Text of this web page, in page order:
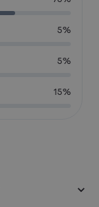
5%
5%
15%